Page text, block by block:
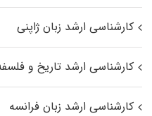
کارشناسی ارشد زبان ژاپنی
کارشناسی ارشد تاریخ و
کارشناسی ارشد زبان فرانسه